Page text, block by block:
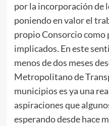
por la incorporación de
poniendo en valor el
propio Consorcio
implicados. En este
menos de dos meses
Metropolitano de
municipios es ya una
aspiraciones que
esperando desde hace